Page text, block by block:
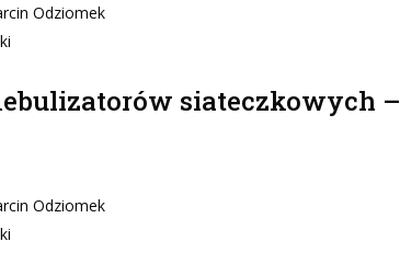
Odziomek
siateczkowych –
Odziomek